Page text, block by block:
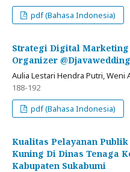
pdf (Bahasa Indonesia)
Strategi Digital
Organizer @Djavawedding
Aulia Lestari Hendra Putri, Weni
188-192
pdf (Bahasa Indonesia)
Kualitas Pelayanan
Kuning Di Dinas Tenaga
Kabupaten Sukabumi